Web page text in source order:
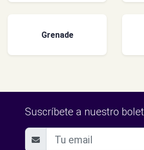
Grenade
Suscríbete a nuestro